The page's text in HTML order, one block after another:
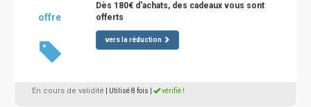
offre
Dès 180€ d'achats, des cadeaux vous sont
offerts
vers la réduction
En cours de validité | Utilisé 8 fois vérifié !